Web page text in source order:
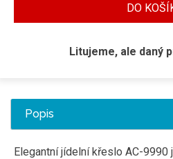
DO
Litujeme, ale daný
Popis
Elegantní jídelní křeslo AC-9990